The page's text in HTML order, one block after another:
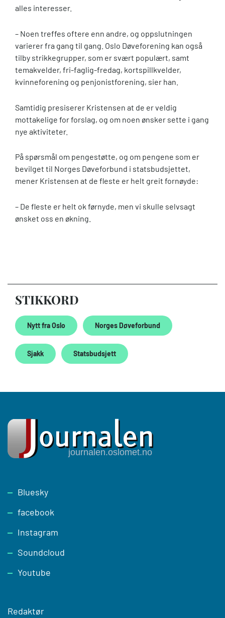
alles interesser.
– Noen treffes oftere enn andre, og oppslutningen
varierer fra gang til gang. Oslo Døveforening kan også
tilby strikkegrupper, som er svært populært, samt
temakvelder, fri-faglig-fredag, kortspillkvelder,
kvinneforening og penjonistforening, sier han.
Samtidig presiserer Kristensen at de er veldig
mottakelige for forslag, og om noen ønsker sette i gang
nye aktiviteter.
På spørsmål om pengestøtte, og om pengene som er
bevilget til Norges Døveforbund i statsbudsjettet,
mener Kristensen at de fleste er helt greit fornøyde:
– De fleste er helt ok førnyde, men vi skulle selvsagt
ønsket oss en økning.
STIKKORD
Nytt fra Oslo Norges Døveforbund
Sjakk Statsbudsjett
Footer
Bluesky
facebook
Instagram
Soundcloud
Youtube
Redaktør